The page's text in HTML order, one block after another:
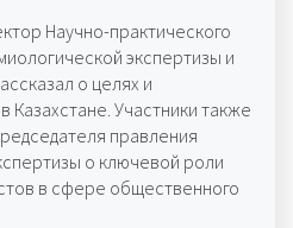
Научно-практического
экспертизы и
о целях и
Участники также
правления
о ключевой роли
в сфере общественного